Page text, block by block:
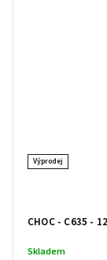
Výprodej
CHOC - C635 -
Skladem